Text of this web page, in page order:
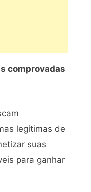
comprovadas
legítimas de
suas
para ganhar